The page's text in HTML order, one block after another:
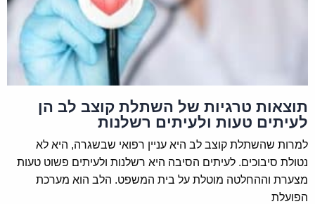
תוצאות טרגיות של השתלת קוצב לב הן
לעיתים טעות ולעיתים רשלנות
למרות שהשתלת קוצב לב היא עניין רפואי שבשגרה, היא לא
נטולת סיבוכים. לעיתים הסיבה היא רשלנות ולעיתים פשוט טעות
מצערת וההחלטה מוטלת על בית המשפט. הלב הוא מערכת
הפועלת